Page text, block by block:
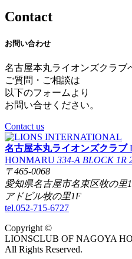
Contact
お問い合わせ
名古屋本丸ライオンズクラブ
ご質問・ご相談は
以下のフォームより
お問い合せください。
Contact us
名古屋本丸ライオンズクラブ
HONMARU 334-A BLOCK 1R
〒465-0068
愛知県名古屋市名東区牧の里
アドビル牧の里1F
tel.052-715-6727
Copyright ©
LIONSCLUB OF NAGOYA
All Rights Reserved.